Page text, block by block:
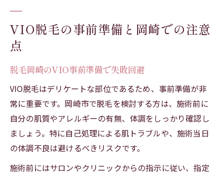
VIO脱毛の事前準備と岡崎での注意
点
脱毛岡崎のVIO事前準備で失敗回避
VIO脱毛はデリケートな部位であるため、事前準備が非
常に重要です。岡崎市で脱毛を検討する方は、施術前に
自分の肌質やアレルギーの有無、体調をしっかり確認し
ましょう。特に自己処理による肌トラブルや、施術当日
の体調不良は避けるべきリスクです。
施術前にはサロンやクリニックからの指示に従い、指定